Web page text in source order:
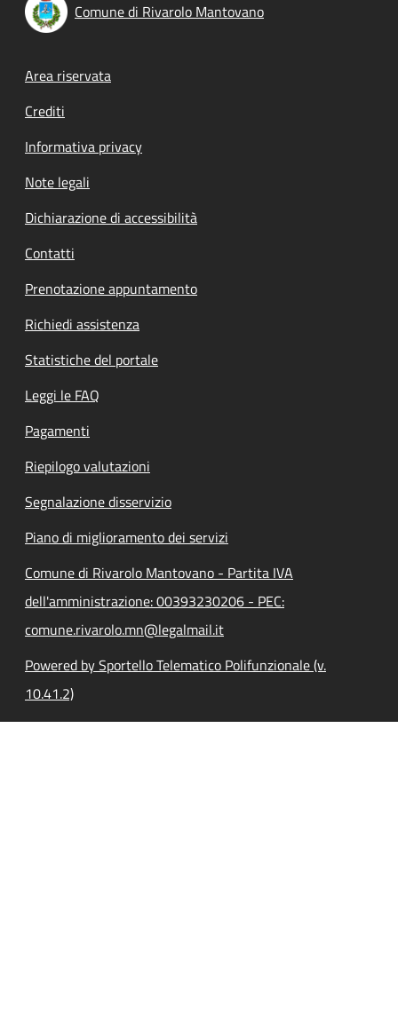
Comune di Rivarolo Mantovano
Footer menu
Area riservata
Crediti
Informativa privacy
Note legali
Dichiarazione di accessibilità
Contatti
Prenotazione appuntamento
Richiedi assistenza
Statistiche del portale
Leggi le FAQ
Pagamenti
Riepilogo valutazioni
Segnalazione disservizio
Piano di miglioramento dei servizi
Comune di Rivarolo Mantovano - Partita IVA
dell'amministrazione: 00393230206 - PEC:
comune.rivarolo.mn@legalmail.it
Powered by Sportello Telematico Polifunzionale (v.
10.41.2)